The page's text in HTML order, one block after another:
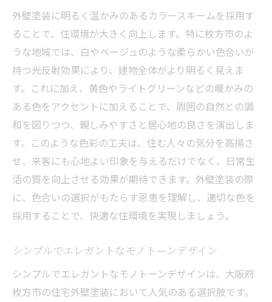
外壁塗装に明るく温かみのあるカラースキームを採用す
ることで、住環境が大きく向上します。特に枚方市のよ
うな地域では、白やベージュのような柔らかい色合いが
持つ光反射効果により、建物全体がより明るく見えま
す。これに加え、黄色やライトグリーンなどの暖かみの
ある色をアクセントに加えることで、周囲の自然との調
和を図りつつ、親しみやすさと居心地の良さを演出しま
す。このような色彩の工夫は、住む人々の気分を高揚さ
せ、来客にも心地よい印象を与えるだけでなく、日常生
活の質を向上させる効果が期待できます。外壁塗装の際
に、色合いの選択がもたらす恩恵を理解し、適切な色を
採用することで、快適な住環境を実現しましょう。
シンプルでエレガントなモノトーンデザイン
シンプルでエレガントなモノトーンデザインは、大阪府
枚方市の住宅外壁塗装において人気のある選択肢です。